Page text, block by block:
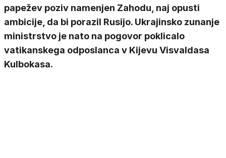
papežev poziv namenjen Zahodu, naj opusti
ambicije, da bi porazil Rusijo. Ukrajinsko zunanje
ministrstvo je nato na pogovor poklicalo
vatikanskega odposlanca v Kijevu Visvaldasa
Kulbokasa.